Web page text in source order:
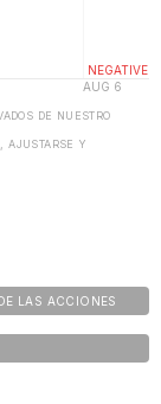
DE NUESTRO
AJUSTARSE Y
LAS ACCIONES